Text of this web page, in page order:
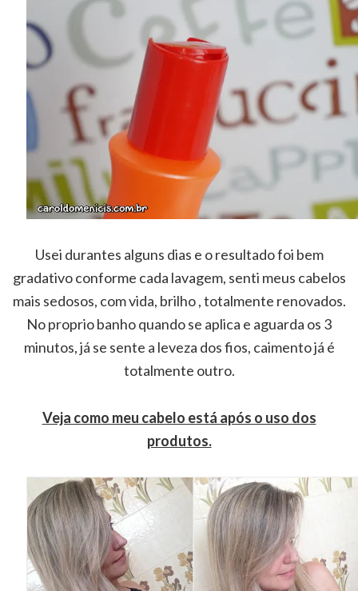
Usei durantes alguns dias e o resultado foi bem
gradativo conforme cada lavagem, senti meus cabelos
mais sedosos, com vida, brilho , totalmente renovados.
No proprio banho quando se aplica e aguarda os 3
minutos, já se sente a leveza dos fios, caimento já é
totalmente outro.
Veja como meu cabelo está após o uso dos
produtos.